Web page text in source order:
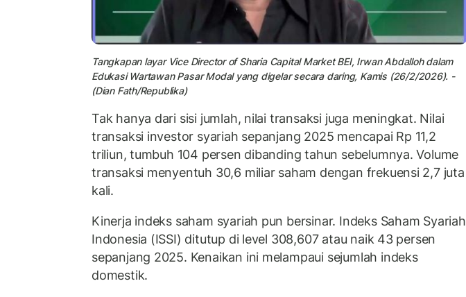
Tangkapan layar Vice Director of Sharia Capital Market BEI, Irwan Abdalloh dalam
Edukasi Wartawan Pasar Modal yang digelar secara daring, Kamis (26/2/2026). -
(Dian Fath/Republika)
Tak hanya dari sisi jumlah, nilai transaksi juga meningkat. Nilai
transaksi investor syariah sepanjang 2025 mencapai Rp 11,2
triliun, tumbuh 104 persen dibanding tahun sebelumnya. Volume
transaksi menyentuh 30,6 miliar saham dengan frekuensi 2,7 juta
kali.
Kinerja indeks saham syariah pun bersinar. Indeks Saham Syariah
Indonesia (ISSI) ditutup di level 308,607 atau naik 43 persen
sepanjang 2025. Kenaikan ini melampaui sejumlah indeks
domestik.